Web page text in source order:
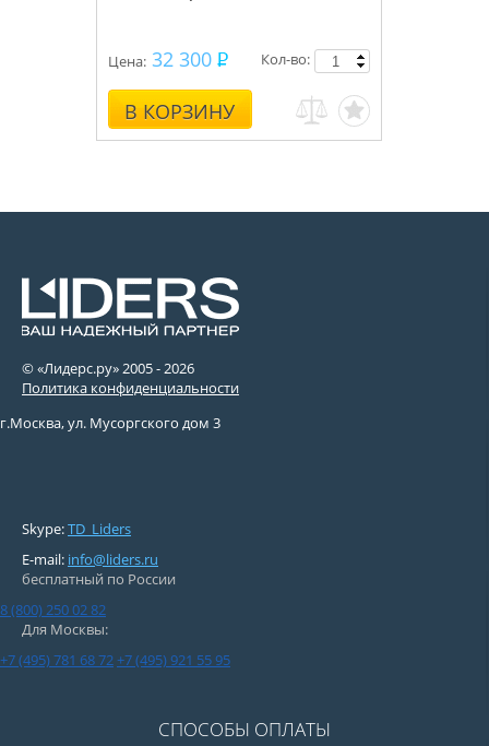
Цена: 32 300
В КОРЗИНУ
Кол-во:
© «Лидерс.ру» 2005 -2026
Политика конфиденциальности
г.Москва, ул. Мусоргского дом 3
Skype:TD_Liders
E-mail: info@liders.ru
бесплатный по России
8 (800) 250 02 82
Для Москвы:
+7 (495) 781 68 72+7 (495) 921 55 95
СПОСОБЫ ОПЛАТЫ